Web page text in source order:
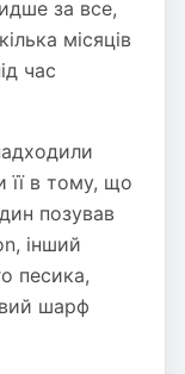
за все,
місяців
час
її в тому, що
позував
інший
песика,
шарф